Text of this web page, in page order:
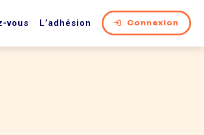
vous L’adhésion Connexion